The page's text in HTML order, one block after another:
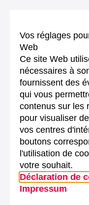
Vos réglages
Web
Ce site Web
nécessaires à
fournissent des
qui vous
contenus sur les
pour visualiser
vos centres
boutons
l'utilisation de
votre souhait.
Déclaration de
Impressum